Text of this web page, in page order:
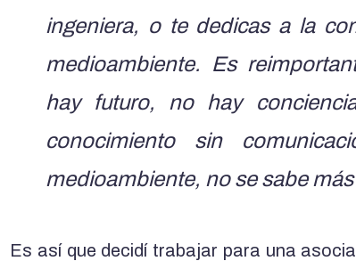
ingeniera, o te dedicas a la
medioambiente. Es
hay futuro, no hay
conocimiento sin
medioambiente, no se sabe
Es así que decidí trabajar para una